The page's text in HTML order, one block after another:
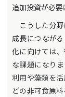
追加投資が必要
こうした分野
成長につなが
化に向けては
な課題になり
利用や藻類を
どの非可食原